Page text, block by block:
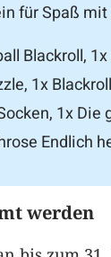
für Spaß
Blackroll,
1x
1x
Endlich
werden